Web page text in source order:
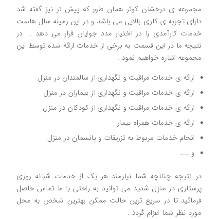
مجموعه ی درخشان کوثر همان طور که پیش تر نیز گفته شد
دارای تجربه ی کاری بالایی می باشد و در این زمینه سال هاست
خدمات کارآمدی را در اختیار مدد جوایان قرار می دهد . در
نتیجه ما در این قسمت به برخی از خدمات ارائه شده توسط این
مجموعه اشاره خواهیم نمود .
ارائه ی خدمات مراقبت و نگهداری از سالمندان در منزل
ارائه ی خدمات مراقبت و نگهداری از بیماران در منزل
ارائه ی خدمات مراقبت و نگهداری از کودکان در منزل
ارائه ی خدمات همراه بیمار
انجام خدمات مربوط به تزریقات و پانسمان در منزل
و …..
در نتیجه چنانچه شما نیازمند هر یک از خدمات شبانه روزی
پرستاری در منزل شدید می توانید به راحتی با ما تماس حاصل
فرمائید تا در سریع ترین حالت ممکن بهترین شخص به محل
مورد نظر شما اعزام گردد .